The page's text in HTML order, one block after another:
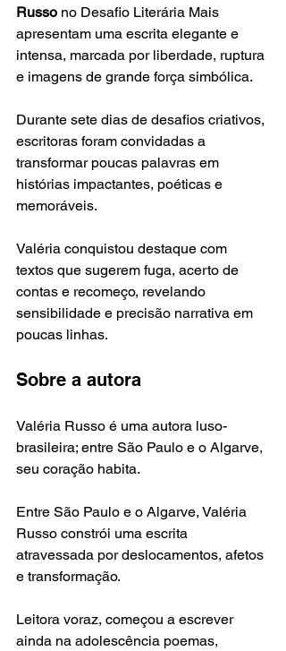
Russo no Desafio Literária Mais
apresentam uma escrita elegante e
intensa, marcada por liberdade, ruptura
e imagens de grande força simbólica.
Durante sete dias de desafios criativos,
escritoras foram convidadas a
transformar poucas palavras em
histórias impactantes, poéticas e
memoráveis.
Valéria conquistou destaque com
textos que sugerem fuga, acerto de
contas e recomeço, revelando
sensibilidade e precisão narrativa em
poucas linhas.
Sobre a autora
Valéria Russo é uma autora luso-
brasileira; entre São Paulo e o Algarve,
seu coração habita.
Entre São Paulo e o Algarve, Valéria
Russo constrói uma escrita
atravessada por deslocamentos, afetos
e transformação.
Leitora voraz, começou a escrever
ainda na adolescência poemas,